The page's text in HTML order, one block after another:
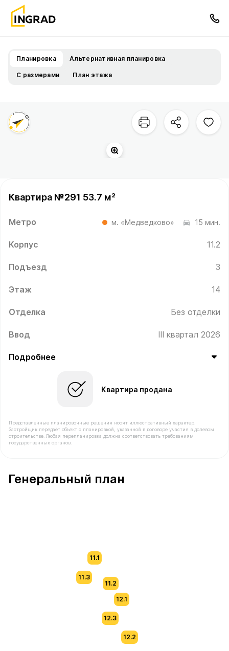
Планировка Альтернативная планировка
С размерами План этажа
Квартира №291 53.7 м²
Метро м. «Медведково» 15 мин.
Корпус 11.2
Подъезд 3
Этаж 14
Отделка Без отделки
Ввод III квартал 2026
Подробнее
Квартира продана
Представленные планировочные решения носят иллюстративный характер.
Застройщик передаёт объект с планировкой, указанной в договоре участия в долевом
строительстве. Любая перепланировка должна соответствовать требованиям
государственных органов.
Генеральный план
11.3
11.1
11.2
12.1
12.2
12.3